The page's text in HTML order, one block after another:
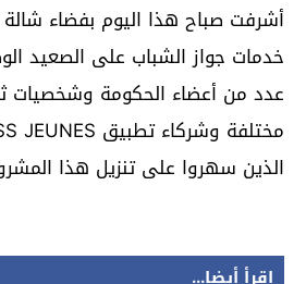
أشرفت صباح هذا اليوم بفضاء
خدمات جواز الشباب على الصعيد
عدد من أعضاء الحكومة وشخصيات
الذين سهروا على تنزيل هذا
اقرأ أيضا...